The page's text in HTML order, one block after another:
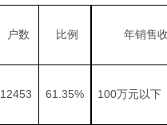
户数 比例 年销售
12453 61.35% 100万元以下